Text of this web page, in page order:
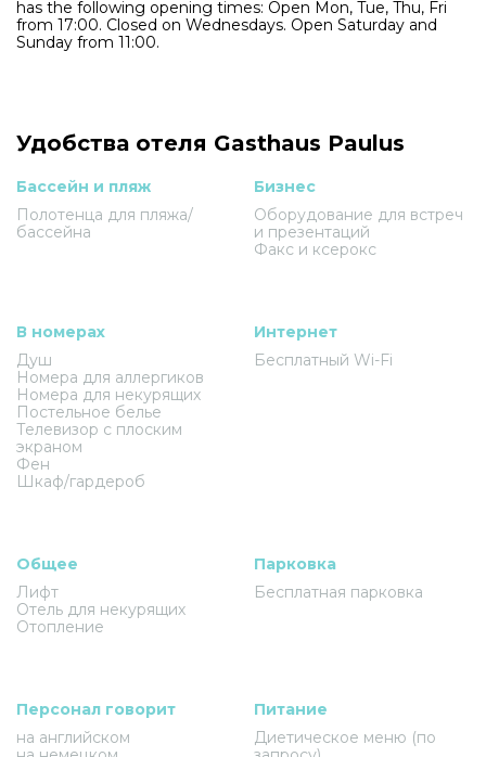
has the following opening times: Open Mon, Tue, Thu, Fri
from 17:00. Closed on Wednesdays. Open Saturday and
Sunday from 11:00.
Удобства отеля Gasthaus Paulus
Бассейн и пляж
Полотенца для пляжа/
бассейна
Бизнес
Оборудование для встреч
и презентаций
Факс и ксерокс
В номерах
Душ
Номера для аллергиков
Номера для некурящих
Постельное белье
Телевизор с плоским
экраном
Фен
Шкаф/гардероб
Интернет
Бесплатный Wi-Fi
Общее
Лифт
Отель для некурящих
Отопление
Парковка
Бесплатная парковка
Персонал говорит
на английском
Питание
Диетическое меню (по